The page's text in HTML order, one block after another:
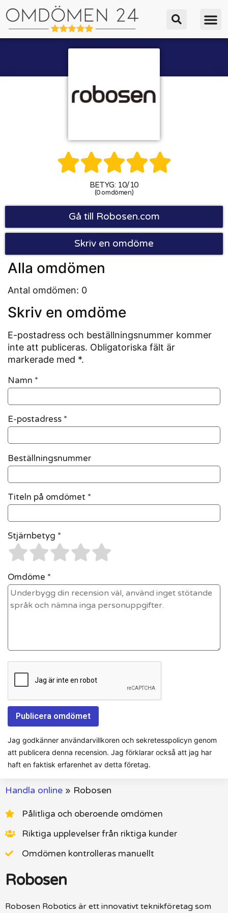

BETYG: 10/10
(0 omdömen)
Gå till Robosen.com
Skriv en omdöme
Alla omdömen
Antal omdömen: 0
Skriv en omdöme
E-postadress och beställningsnummer kommer
inte att publiceras. Obligatoriska fält är
markerade med *.
Namn *
E-postadress *
Beställningsnummer
Titeln på omdömet *
Stjärnbetyg *
Omdöme *
Jag godkänner användarvillkoren och sekretesspolicyn genom
att publicera denna recension. Jag förklarar också att jag har
haft en faktisk erfarenhet av detta företag.
Handla online » Robosen
Pålitliga och oberoende omdömen
Riktiga upplevelser från riktiga kunder
Omdömen kontrolleras manuellt
Robosen
Robosen Robotics är ett innovativt teknikföretag som